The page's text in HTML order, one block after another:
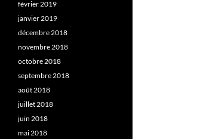
février 2019
janvier 2019
décembre 2018
novembre 2018
octobre 2018
septembre 2018
août 2018
juillet 2018
juin 2018
mai 2018